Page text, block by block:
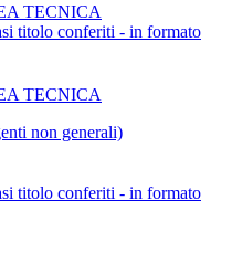
TECNICA
titolo conferiti - in formato
TECNICA
non generali)
titolo conferiti - in formato